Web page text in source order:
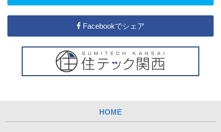
Facebookでシェア
HOME